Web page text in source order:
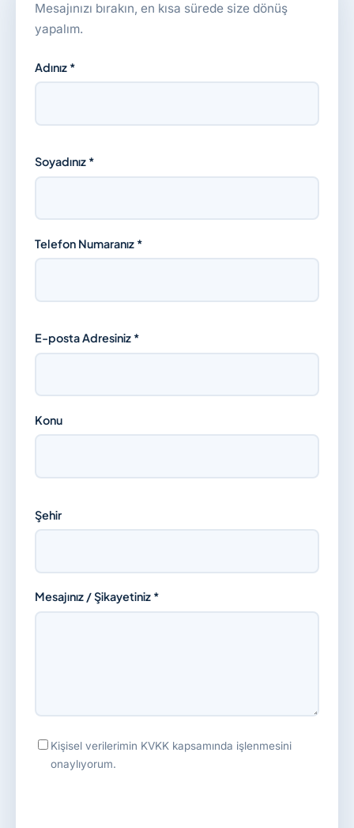
Mesajınızı bırakın, en kısa sürede size dönüş
yapalım.
Adınız *
Soyadınız *
Telefon Numaranız *
E-posta Adresiniz *
Konu
Şehir
Mesajınız / Şikayetiniz *
Kişisel verilerimin KVKK kapsamında işlenmesini
onaylıyorum.